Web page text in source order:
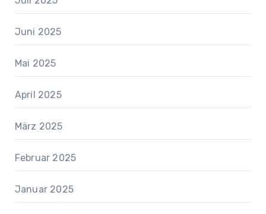
Juni 2025
Mai 2025
April 2025
März 2025
Februar 2025
Januar 2025